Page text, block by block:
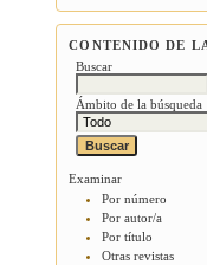
CONTENIDO DE
Buscar
Ámbito de la búsqueda
Examinar
Por número
Por autor/a
Por título
Otras revistas